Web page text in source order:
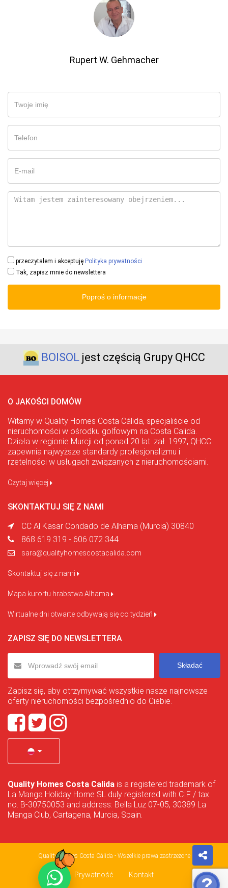
Rupert W. Gehmacher
przeczytałem i akceptuję Polityka prywatności
Tak, zapisz mnie do newslettera
Poproś o informacje
BOISOLjest częścią Grupy QHCC
O JAKOŚCI DOMÓW
Witamy w Quality Homes Costa Cálida, specjaliście od
nieruchomości w ośrodku golfowym na Costa Calida.
Działa w regionie Murcji od ponad 20 lat. zał. 1997, QHCC
zapewnia najwyższe standardy profesjonalizmu i
rzetelności w usługach związanych z nieruchomościami.
Czytaj więcej
SKONTAKTUJ SIĘ Z NAMI
CC Al Kasar Condado de Alhama (Murcia) 30840
868 619 319 - 606 072 344
sara@qualityhomescostacalida.com
Skontaktuj się z nami
Mapa kurortu hrabstwa Alhama
Wirtualne dni otwarte odbywają się co tydzień
ZAPISZ SIĘ DO NEWSLETTERA
Składać
Zapisz się, aby otrzymywać wszystkie nasze najnowsze
oferty nieruchomości bezpośrednio do Ciebie.
Quality Homes Costa Calida is a registered trademark of
La Manga Holiday Home SL duly registered with CIF / tax
no. B-30750053 and address: Bella Luz 07-05, 30389 La
Manga Club, Cartagena, Murcia, Spain.
Quality Homes Costa Cálida - Wszelkie prawa zastrzeżone
Prywatność Kontakt